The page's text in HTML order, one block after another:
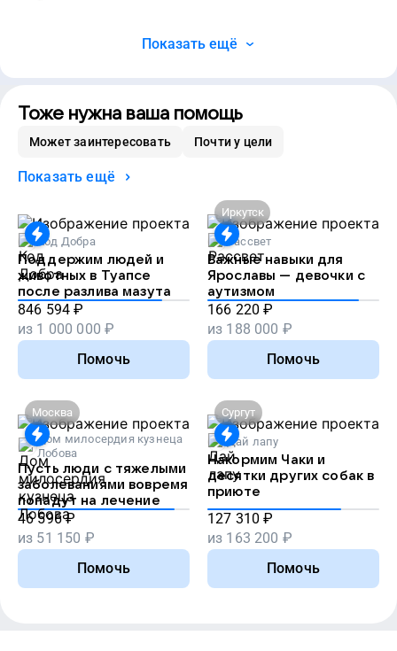
Показать ещё
Тоже нужна ваша помощь
Может заинтересовать Почти у цели
Показать ещё
Код Добра
Поддержим людей и
животных в Туапсе
после разлива мазута
846 594 ₽
из 1 000 000 ₽
Помочь
Иркутск
Рассвет
Важные навыки для
Ярославы — девочки с
аутизмом
166 220 ₽
из 188 000 ₽
Помочь
Москва
Дом милосердия кузнеца
Лобова
Пусть люди с тяжелыми
заболеваниями вовремя
попадут на лечение
46 596 ₽
из 51 150 ₽
Помочь
Сургут
Дай лапу
Накормим Чаки и
десятки других собак в
приюте
127 310 ₽
из 163 200 ₽
Помочь